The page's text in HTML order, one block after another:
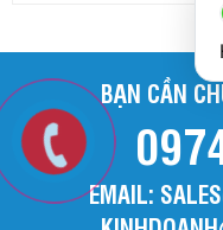
BẠN CẦN
EMAIL: